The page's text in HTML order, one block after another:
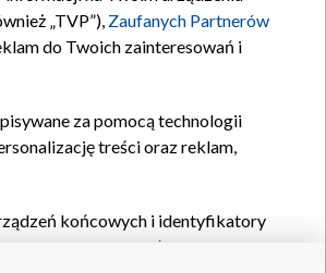
„TVP”), Zaufanych Partnerów
do Twoich zainteresowań i
za pomocą technologii
treści oraz reklam,
końcowych i identyfikatory
oraz pozostałych